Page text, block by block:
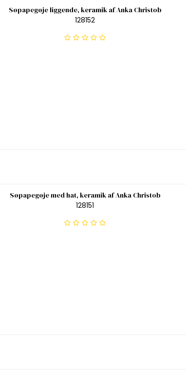
Søpapegøje liggende, keramik af Anka Christob
128152
Søpapegøje med hat, keramik af Anka Christob
128151